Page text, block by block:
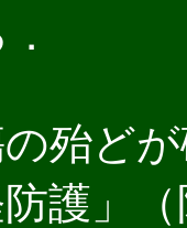
殆ど
護」